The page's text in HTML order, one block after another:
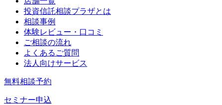
投資信託相談プラザとは
相談事例
体験レビュー・口コミ
ご相談の流れ
よくあるご質問
法人向けサービス
無料相談予約
セミナー申込